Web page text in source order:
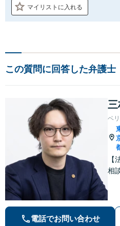
マイリストに入れる
この質問に回答した弁護士
三
ベ
相
電話でお問い合わせ